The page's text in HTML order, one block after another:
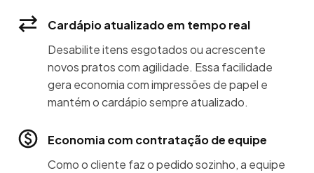
Cardápio atualizado em tempo real
Desabilite itens esgotados ou acrescente
novos pratos com agilidade. Essa facilidade
gera economia com impressões de papel e
mantém o cardápio sempre atualizado.
Economia com contratação de equipe
Como o cliente faz o pedido sozinho, a equipe